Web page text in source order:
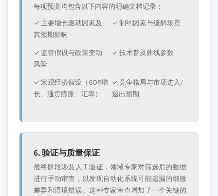
每项预测均包含以下内容的明确文档记录：
✓ 主要增长驱动因素及
其预期影响
✓ 制约因素与缓解场景
✓ 监管假设与政策变动
风险
✓ 技术普及曲线参数
✓ 宏观经济假设（GDP增
长、通货膨胀、汇率）
✓ 竞争格局与市场进入/
退出预期
6. 验证与质量保证
最终阶段涉及人工验证，领域专家对筛选后的数据
进行手动审查，以发现自动化系统可能遗漏的细微
差异和语境错误。这种专家审查增加了一个关键的